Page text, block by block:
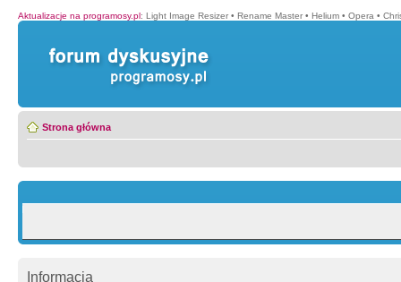
Aktualizacje na programosy.pl: Light Image Resizer • Rename Master • Helium • Opera •
Strona główna
Informacja